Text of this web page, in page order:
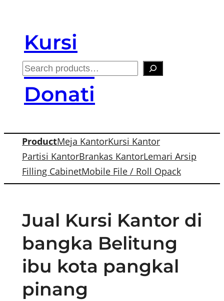
contentKursi
Kantor
Donati
S
e
h
ProductMeja KantorKursi Kantor
Partisi KantorBrankas KantorLemari Arsip
Filling CabinetMobile File / Roll Opack
Jual Kursi Kantor di
bangka Belitung
ibu kota pangkal
pinang